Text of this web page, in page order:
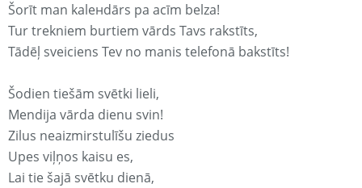
Šorīt man kaleнdārs pa acīm belza!
Tur trekniem burtiem vārds Tavs rakstīts,
Tādēļ sveiciens Tev no manis telefonā bakstīts!
Šodien tiešām svētki lieli,
Mendija vārda dienu svin!
Zilus neaizmirstulīšu ziedus
Upes viļņos kaisu es,
Lai tie šajā svētku dienā,